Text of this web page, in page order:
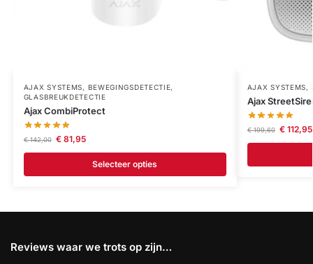
AJAX SYSTEMS, BEWEGINGSDETECTIE,
GLASBREUKDETECTIE
Ajax CombiProtect
€142,00 €81,95
Selecteer opties
AJAX SYSTEMS,
Ajax
€199,60 €112,95
Reviews waar we trots op zijn…